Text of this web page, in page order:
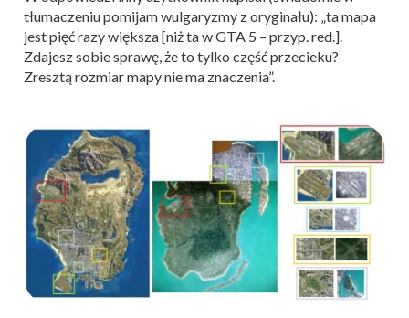
tłumaczeniu pomijam wulgaryzmy z oryginału): „ta mapa
jest pięć razy większa [niż ta w GTA 5 – przyp. red.].
Zdajesz sobie sprawę, że to tylko część przecieku?
Zresztą rozmiar mapy nie ma znaczenia”.